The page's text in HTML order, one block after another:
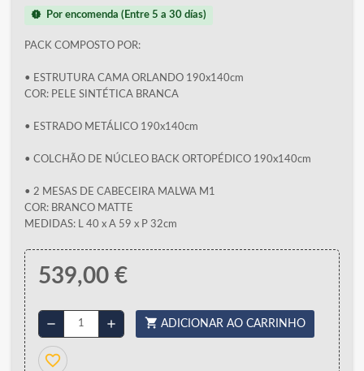
new_releases Por encomenda (Entre 5 a 30 días)
PACK COMPOSTO POR:
• ESTRUTURA CAMA ORLANDO 190x140cm
COR: PELE SINTÉTICA BRANCA
• ESTRADO METÁLICO 190x140cm
• COLCHÃO DE NÚCLEO BACK ORTOPÉDICO 190x140cm
• 2 MESAS DE CABECEIRA MALWA M1
COR: BRANCO MATTE
MEDIDAS: L 40 x A 59 x P 32cm
539,00 €
remove add shopping_cart ADICIONAR AO CARRINHO
favorite_border